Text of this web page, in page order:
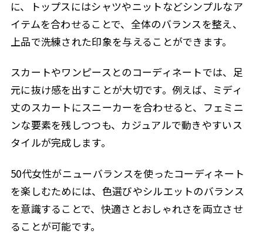
に、トップスにはシャツやニットなどシンプルなア
イテムを合わせることで、全体のバランスを整え、
上品で洗練された印象を与えることができます。
スカートやワンピースとのコーディネートでは、足
元に抜け感を出すことが大切です。例えば、ミディ
丈のスカートにスニーカーを合わせると、フェミニ
ンな要素を残しつつも、カジュアルで動きやすいス
タイルが完成します。
50代女性がニューバランスを使ったコーディネート
を楽しむためには、色選びやシルエットのバランス
を意識することで、快適さとおしゃれさを両立させ
ることが可能です。